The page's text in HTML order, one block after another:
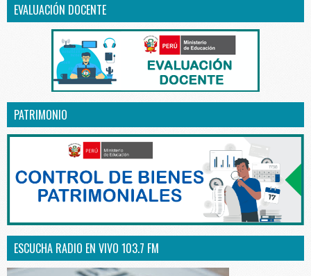
EVALUACIÓN DOCENTE
PATRIMONIO
ESCUCHA RADIO EN VIVO 103.7 FM